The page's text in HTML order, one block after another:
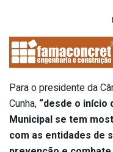
Para o presidente da
Cunha, “desde o início
Municipal se tem
com as entidades de